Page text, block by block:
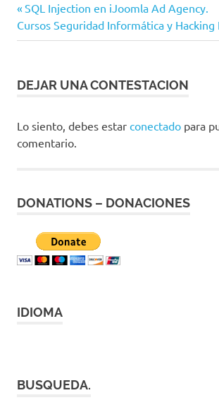
Navegación
entradas
Entrada
anterior:
SQL Injection en iJoomla Ad Agency.
Siguiente
entrada:
Cursos Seguridad Informática y Hacking
DEJAR UNA CONTESTACION
Lo siento, debes estar conectado para
comentario.
DONATIONS – DONACIONES
IDIOMA
BUSQUEDA.